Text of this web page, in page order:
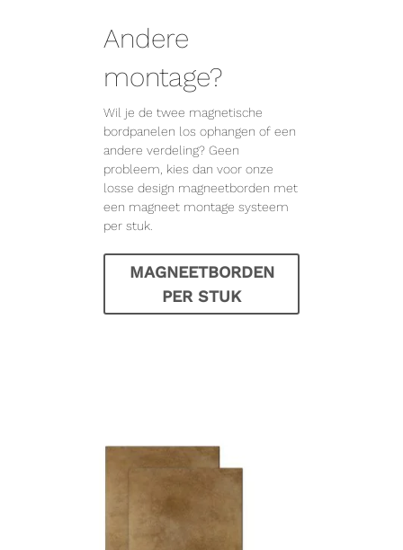
Andere
montage?
Wil je de twee magnetische
bordpanelen los ophangen of een
andere verdeling? Geen
probleem, kies dan voor onze
losse design magneetborden met
een magneet montage systeem
per stuk.
MAGNEETBORDEN
PER STUK